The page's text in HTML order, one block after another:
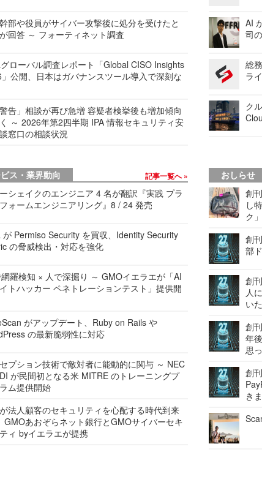
部や役員がサイバー攻撃後に処分を受けたと
回答 ～ フォーティネット調査
ローバル調査レポート「Global CISO Insights
公開、日本はガバナンスツール導入で深刻な
警告」相談が再び急増 容疑者検挙後も増加傾向
～ 2026年第2四半期 IPA 情報セキュリティ安
窓口の相談状況
AI
司
総
ラ
ク
ス・業界動向 記事一覧へ
シェイクのエンジニア 4 名が翻訳『実践 プラ
ォームエンジニアリング』8 / 24 発売
が Permiso Security を買収、Identity Security
の脅威検出・対応を強化
羅検知 × 人で深掘り ～ GMOイエラエが「AI
トハッカー ペネトレーションテスト」提供開
がアップデート、Ruby on Rails や
の最新脆弱性に対応
プション技術で敵対者に能動的に関与 ～ NEC
が民間初となる米 MITRE のトレーニングプ
ム提供開始
法人顧客のセキュリティを心配する時代到来
GMOあおぞらネット銀行とGMOサイバーセキ
ィ byイエラエが提携
おしらせ
創
し
ク」
創
部
創
人
い
創
年
思
創
き